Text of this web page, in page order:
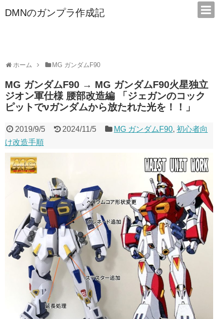
DMNのガンプラ作成記
ホーム MG ガンダムF90
MG ガンダムF90 → MG ガンダムF90火星独立
ジオン軍仕様 腰部改造編 「ジェガンのコック
ピットでνガンダムから放たれた光を！！」
2019/9/5 2024/11/5 MG ガンダムF90,初心者向
け改造手順